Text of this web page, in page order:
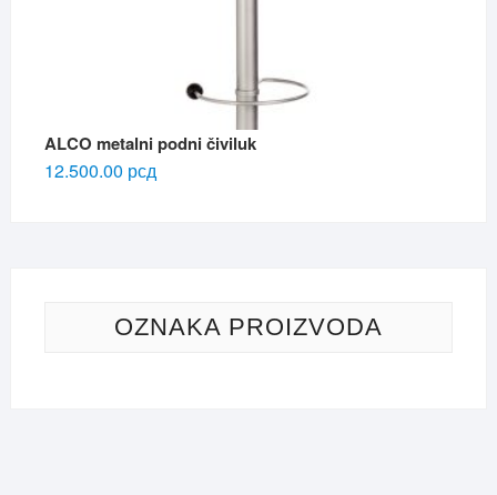
ALCO metalni podni čiviluk
12.500.00 рсд
OZNAKA PROIZVODA